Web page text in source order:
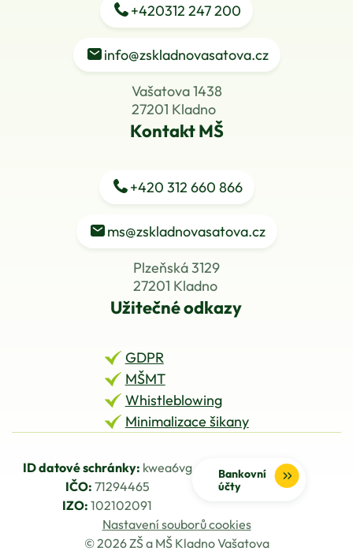
+420312 247 200
info@zskladnovasatova.cz
Vašatova 1438
27201 Kladno
Kontakt MŠ
+420 312 660 866
ms@zskladnovasatova.cz
Plzeňská 3129
27201 Kladno
Užitečné odkazy
GDPR
MŠMT
Whistleblowing
Minimalizace šikany
ID datové schránky: kwea6vg
IČO: 71294465
IZO:102102091
Bankovní
účty
Nastavení souborů cookies
© 2026 ZŠ a MŠ Kladno Vašatova